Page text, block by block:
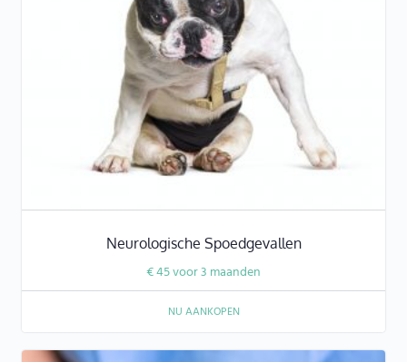
Neurologische Spoedgevallen
€45voor 3 maanden
NU AANKOPEN